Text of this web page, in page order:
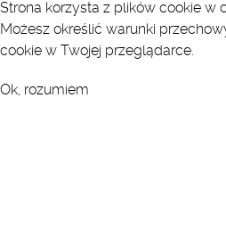
Strona korzysta z plików cookie w
Możesz określić warunki
cookie w Twojej przeglądarce.
Ok, rozumiem